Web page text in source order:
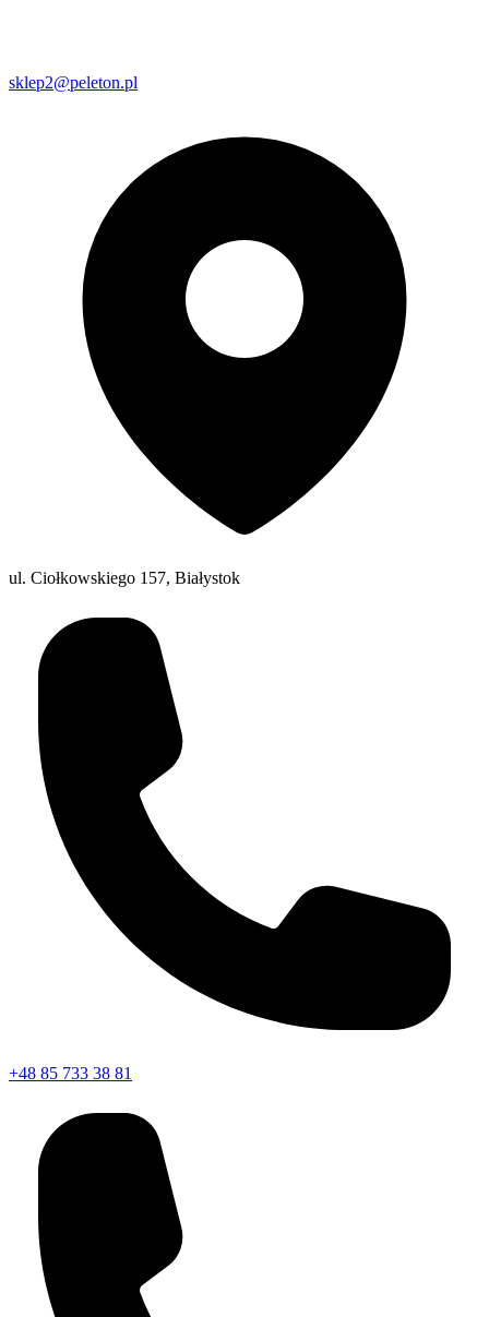
sklep2@peleton.pl
ul. Ciołkowskiego 157, Białystok
+48 85 733 38 81